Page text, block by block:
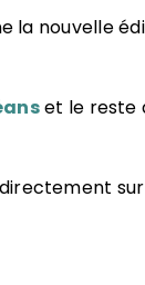
la nouvelle
et le reste